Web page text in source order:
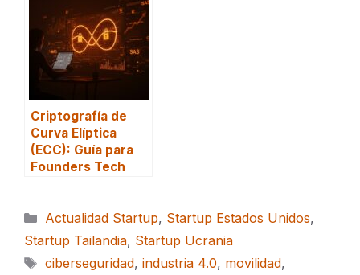
Criptografía de
Curva Elíptica
(ECC): Guía para
Founders Tech
Categorías
Actualidad Startup, Startup Estados Unidos,
Startup Tailandia, Startup Ucrania
Etiquetas
ciberseguridad, industria 4.0, movilidad,